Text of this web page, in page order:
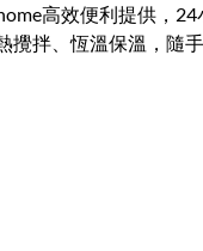
高效便利提供，
拌、恆溫保溫，隨